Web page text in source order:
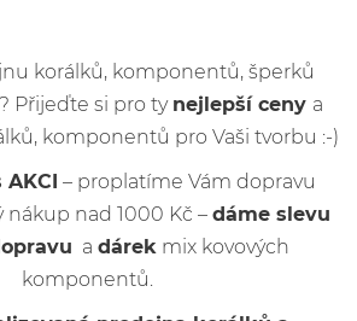
korálků, komponentů, šperků
Přijeďte si pro ty nejlepší ceny a
komponentů pro Vaši tvorbu :-)
AKCI – proplatíme Vám dopravu
nákup nad 1000 Kč – dáme slevu
a dárek mix kovových
komponentů.